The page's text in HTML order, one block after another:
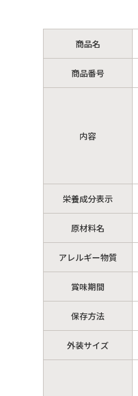
商品名
商品番号
内容
栄養成分表示
原材料名
アレルギー物質
賞味期間
保存方法
外装サイズ